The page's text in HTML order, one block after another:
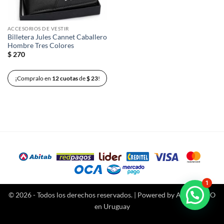
ACCESORIOS DE VESTIR
Billetera Jules Cannet Caballero
Hombre Tres Colores
$270
¡Compralo en 12 cuotasde$23!
© 2026 - Todos los derechos reservados. | Powered byAgencia SEO
en Uruguay
1